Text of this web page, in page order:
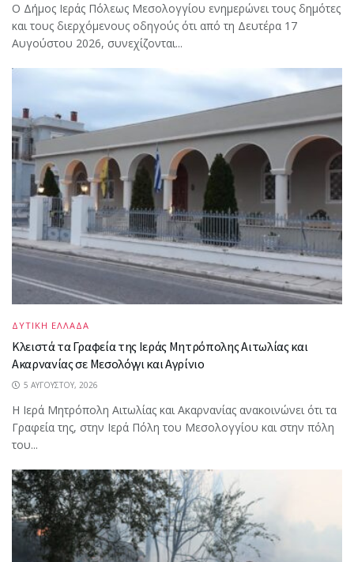
Ο Δήμος Ιεράς Πόλεως Μεσολογγίου ενημερώνει τους δημότες
και τους διερχόμενους οδηγούς ότι από τη Δευτέρα 17
Αυγούστου 2026, συνεχίζονται...
ΔΥΤΙΚΗ ΕΛΛΑΔΑ
Κλειστά τα Γραφεία της Ιεράς Μητρόπολης Αιτωλίας και
Ακαρνανίας σε Μεσολόγγι και Αγρίνιο
5 ΑΥΓΟΎΣΤΟΥ, 2026
Η Ιερά Μητρόπολη Αιτωλίας και Ακαρνανίας ανακοινώνει ότι τα
Γραφεία της, στην Ιερά Πόλη του Μεσολογγίου και στην πόλη
του...